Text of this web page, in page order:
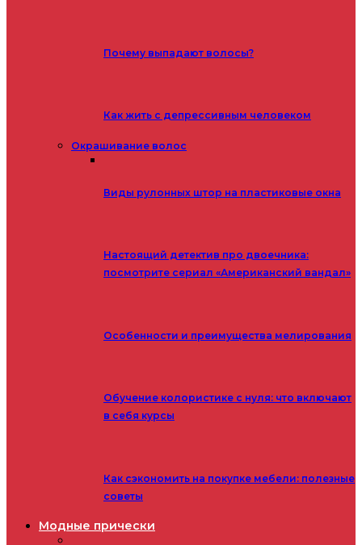
Почему выпадают волосы?
Как жить с депрессивным человеком
Окрашивание волос
Виды рулонных штор на пластиковые окна
Настоящий детектив про двоечника:
посмотрите сериал «Американский вандал»
Особенности и преимущества мелирования
Обучение колористике с нуля: что включают
в себя курсы
Как сэкономить на покупке мебели: полезные
советы
Модные прически